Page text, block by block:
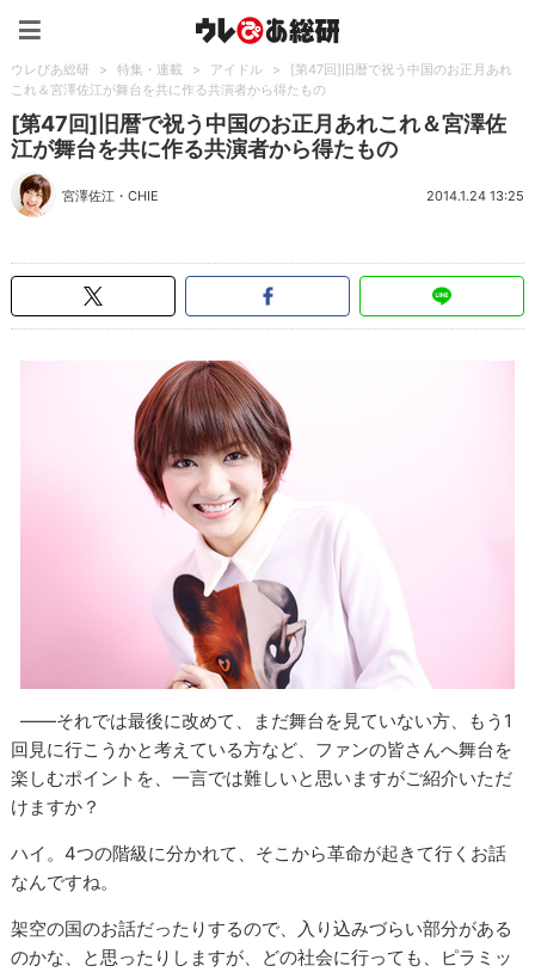
ウレぴあ総研 > 特集・連載 > アイドル >
[第47回]旧暦で祝う中国のお正月あれ
これ＆宮澤佐江が舞台を共に作る共演者から得たもの
[第47回]旧暦で祝う中国のお正月あれこれ＆宮澤佐
江が舞台を共に作る共演者から得たもの
宮澤佐江 ・CHIE 2014.1.24 13:25
――それでは最後に改めて、まだ舞台を見ていない方、もう1
回見に行こうかと考えている方など、ファンの皆さんへ舞台を
楽しむポイントを、一言では難しいと思いますがご紹介いただ
けますか？
ハイ。4つの階級に分かれて、そこから革命が起きて行くお話
なんですね。
架空の国のお話だったりするので、入り込みづらい部分がある
のかな、と思ったりしますが、どの社会に行っても、ピラミッ